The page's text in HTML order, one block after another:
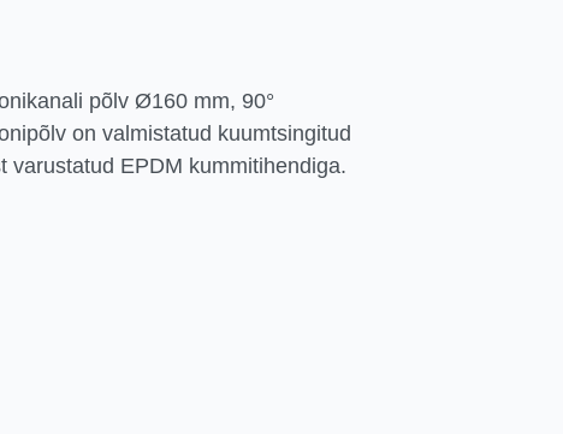
p​õlv Ø160 mm, 90°
on valmistatud kuumtsingitud
varustatud EPDM kummitihendiga.